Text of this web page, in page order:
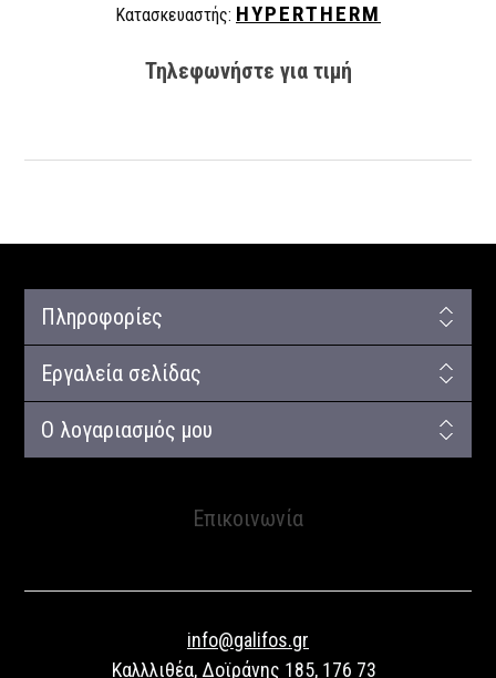
Κατασκευαστής: HYPERTHERM
Τηλεφωνήστε για τιμή
Πληροφορίες
Εργαλεία σελίδας
Ο λογαριασμός μου
Επικοινωνία
info@galifos.gr
Καλλλιθέα, Δοϊράνης 185, 176 73